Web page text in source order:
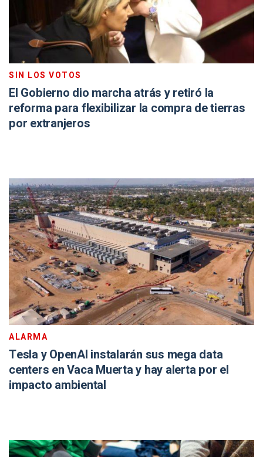
SIN LOS VOTOS
El Gobierno dio marcha atrás y retiró la
reforma para flexibilizar la compra de tierras
por extranjeros
ALARMA
Tesla y OpenAI instalarán sus mega data
centers en Vaca Muerta y hay alerta por el
impacto ambiental